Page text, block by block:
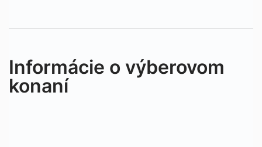
Informácie o výberovom
konaní